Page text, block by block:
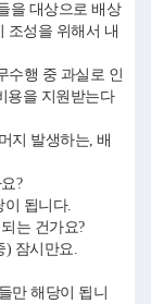
을 대상으로 배상
조성을 위해서 내
수행 중 과실로 인
용을 지원받는다
지 발생하는, 배
?
이 됩니다.
는 건가요?
잠시만요.
만 해당이 됩니